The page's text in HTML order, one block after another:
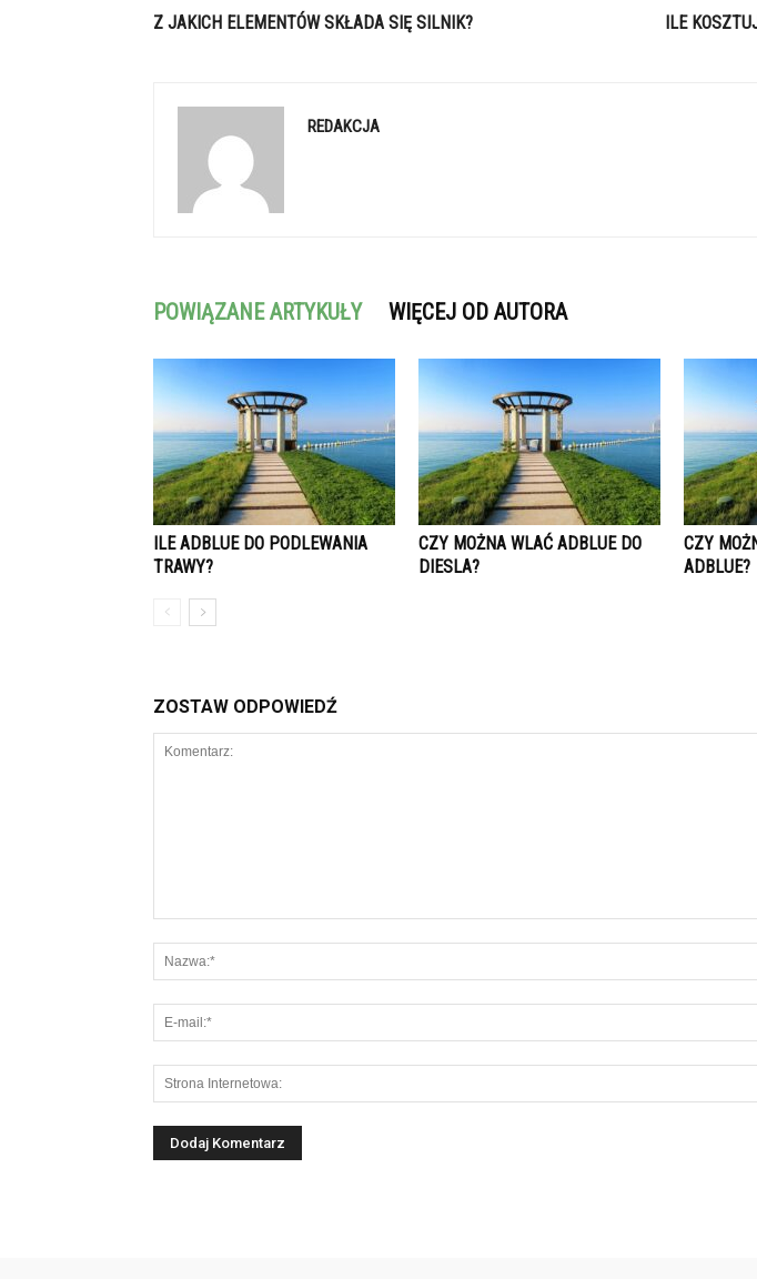
Z JAKICH ELEMENTÓW SKŁADA SIĘ SILNIK? ILE
REDAKCJA
POWIĄZANE ARTYKUŁY WIĘCEJ OD AUTORA
ILE ADBLUE DO PODLEWANIA
TRAWY?
CZY MOŻNA WLAĆ ADBLUE DO
DIESLA?
CZY
ADBLUE?
ZOSTAW ODPOWIEDŹ